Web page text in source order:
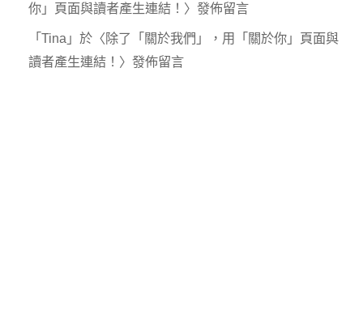
你」頁面與讀者產生連結！ 〉發佈留言
「 Tina 」於〈 除了「關於我們」，用「關於你」頁面與
讀者產生連結！ 〉發佈留言